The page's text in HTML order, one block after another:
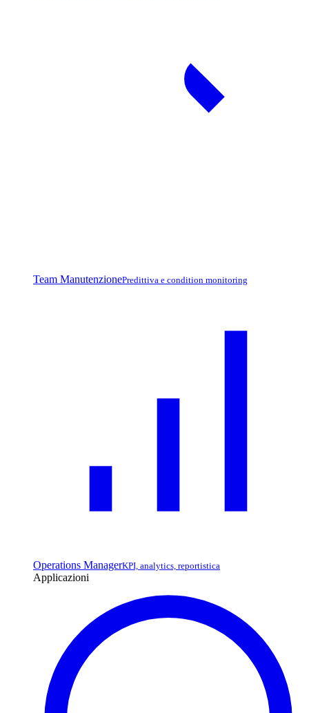
Team ManutenzionePredittiva e condition monitoring
Operations ManagerKPI, analytics, reportistica
Applicazioni